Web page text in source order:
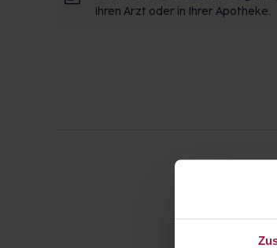
Ihren Arzt oder in Ihrer Apotheke.